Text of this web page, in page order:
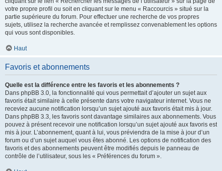
votre propre profil ou soit en cliquant sur le menu « Raccourcis » situé sur la
partie supérieure du forum. Pour effectuer une recherche de vos propres
sujets, utilisez la recherche avancée et remplissez convenablement les options
qui vous sont disponibles.
Haut
Favoris et abonnements
Quelle est la différence entre les favoris et les abonnements ?
Dans phpBB 3.0, la fonctionnalité qui vous permettait d’ajouter un sujet aux
favoris était similaire à celle présente dans votre navigateur internet. Vous ne
receviez aucune notification lorsqu’un sujet ajouté aux favoris était mis à jour.
Dans phpBB 3.3, les favoris sont davantage similaires aux abonnements. Vous
pouvez à présent recevoir une notification lorsqu’un sujet ajouté aux favoris est
mis à jour. L’abonnement, quant à lui, vous préviendra de la mise à jour d’un
forum ou d’un sujet auquel vous êtes abonné. Les options de notification des
favoris et des abonnements peuvent être modifiés depuis le panneau de
contrôle de l’utilisateur, sous les « Préférences du forum ».